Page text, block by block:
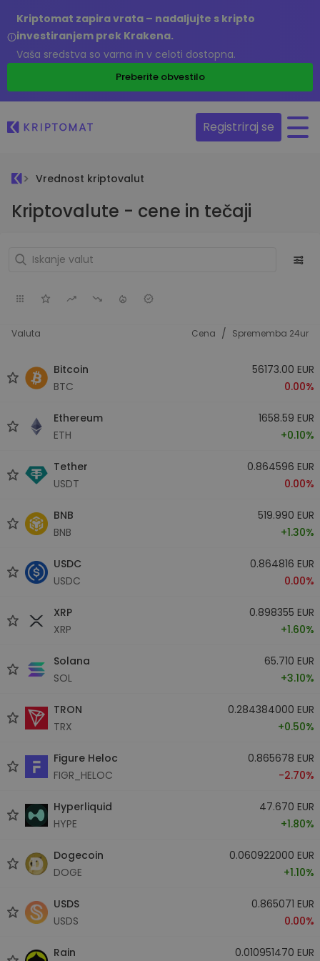
Kriptomat zapira vrata – nadaljujte s kripto
investiranjem prek Krakena.
Vaša sredstva so varna in v celoti dostopna.
Preberite obvestilo
Registriraj se
Vrednost kriptovalut
Kriptovalute - cene in tečaji
Valuta Cena / Sprememba 24ur
Bitcoin
BTC
56173.00 EUR
0.00%
Ethereum
ETH
1658.59 EUR
+0.10%
Tether
USDT
0.864596 EUR
0.00%
BNB
BNB
519.990 EUR
+1.30%
USDC
USDC
0.864816 EUR
0.00%
XRP
XRP
0.898355 EUR
+1.60%
Solana
SOL
65.710 EUR
+3.10%
TRON
TRX
0.284384000 EUR
+0.50%
Figure Heloc
FIGR_HELOC
0.865678 EUR
-2.70%
Hyperliquid
HYPE
47.670 EUR
+1.80%
Dogecoin
DOGE
0.060922000 EUR
+1.10%
USDS
USDS
0.865071 EUR
0.00%
Rain
0.010951470 EUR